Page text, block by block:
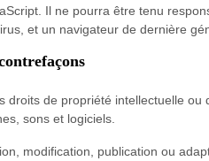
Il ne pourra être tenu
et un navigateur de dernière
droits de propriété intellectuelle
sons et logiciels.
modification, publication ou